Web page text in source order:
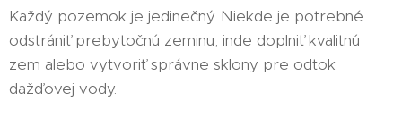
Každý pozemok je jedinečný. Niekde je potrebné
odstrániť prebytočnú zeminu, inde doplniť kvalitnú
zem alebo vytvoriť správne sklony pre odtok
dažďovej vody.